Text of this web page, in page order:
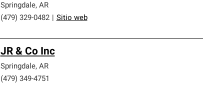
Springdale, AR
(479) 329-0482
Sitio web
JR & Co Inc
Springdale, AR
(479) 349-4751